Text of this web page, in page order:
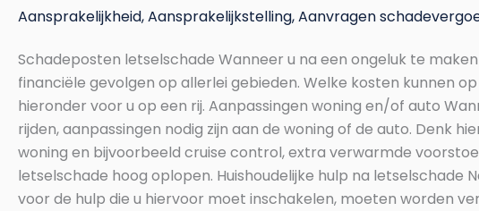
Aansprakelijkheid,Aansprakelijkstelling,Aanvragen
Schadeposten letselschade Wanneer u na een ongeluk te
financiële gevolgen op allerlei gebieden. Welke kosten kunnen
hieronder voor u op een rij. Aanpassingen woning en/of auto
rijden, aanpassingen nodig zijn aan de woning of de auto.
woning en bijvoorbeeld cruise control, extra verwarmde
letselschade hoog oplopen. Huishoudelijke hulp na
voor de hulp die u hiervoor moet inschakelen, moeten worden